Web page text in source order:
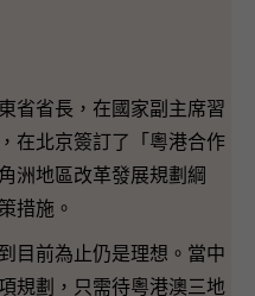
省長，在國家副主席習
在北京簽訂了「粵港合作
洲地區改革發展規劃綱
措施。
前為止仍是理想。當中
規劃，只需待粵港澳三地